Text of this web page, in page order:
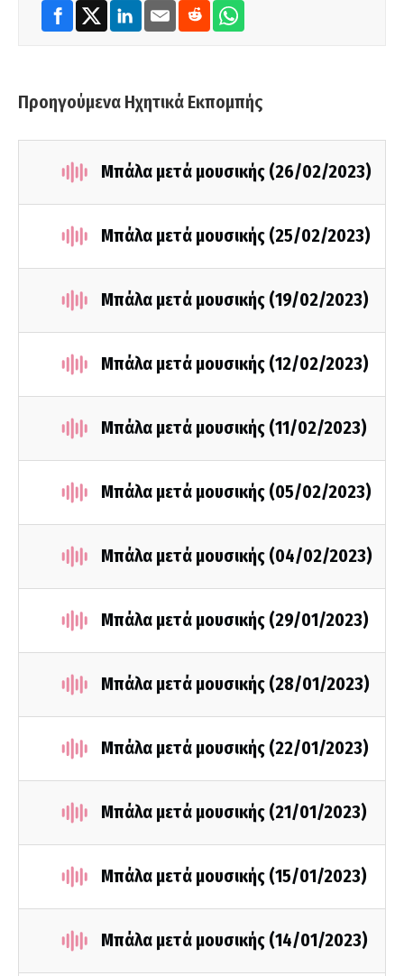
Προηγούμενα Ηχητικά Εκπομπής
Μπάλα μετά μουσικής (26/02/2023)
Μπάλα μετά μουσικής (25/02/2023)
Μπάλα μετά μουσικής (19/02/2023)
Μπάλα μετά μουσικής (12/02/2023)
Μπάλα μετά μουσικής (11/02/2023)
Μπάλα μετά μουσικής (05/02/2023)
Μπάλα μετά μουσικής (04/02/2023)
Μπάλα μετά μουσικής (29/01/2023)
Μπάλα μετά μουσικής (28/01/2023)
Μπάλα μετά μουσικής (22/01/2023)
Μπάλα μετά μουσικής (21/01/2023)
Μπάλα μετά μουσικής (15/01/2023)
Μπάλα μετά μουσικής (14/01/2023)